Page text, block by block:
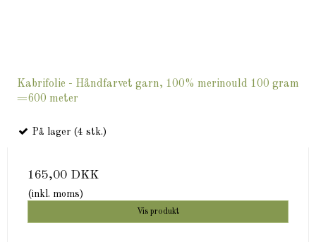
Kabrifolie - Håndfarvet garn, 100% merinould 100 gram
=600 meter
På lager (4 stk.)
165,00 DKK
(inkl. moms)
Vis produkt